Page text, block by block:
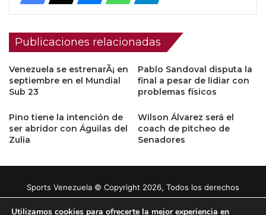
Publicaciones relacionadas
Venezuela se estrenarÃ¡ en
septiembre en el Mundial
Sub 23
Pablo Sandoval disputa la
final a pesar de lidiar con
problemas físicos
Pino tiene la intención de
ser abridor con Águilas del
Zulia
Wilson Álvarez será el
coach de pitcheo de
Senadores
Sports Venezuela © Copyright 2026, Todos los derechos
Utilizamos cookies para ofrecerte la mejor experiencia en